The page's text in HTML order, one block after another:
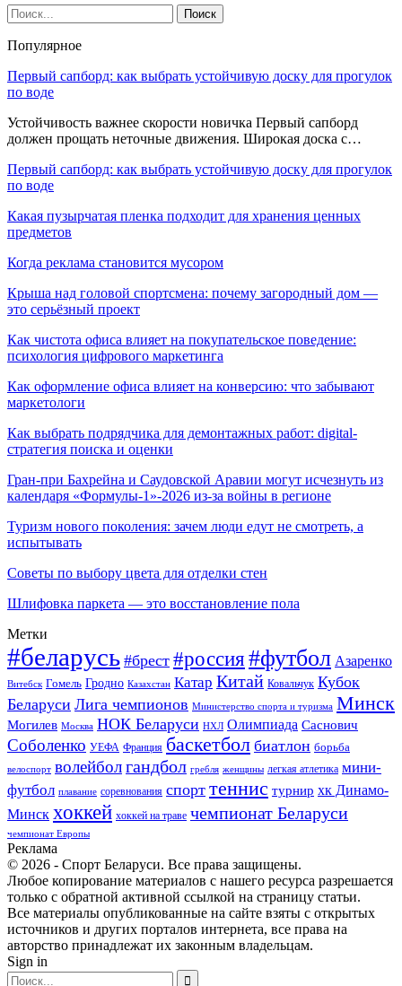
Популярное
Первый сапборд: как выбрать устойчивую доску для прогулок
по воде
Устойчивость важнее скорости новичка Первый сапборд
должен прощать неточные движения. Широкая доска с…
Первый сапборд: как выбрать устойчивую доску для прогулок
по воде
Какая пузырчатая пленка подходит для хранения ценных
предметов
Когда реклама становится мусором
Крыша над головой спортсмена: почему загородный дом —
это серьёзный проект
Как чистота офиса влияет на покупательское поведение:
психология цифрового маркетинга
Как оформление офиса влияет на конверсию: что забывают
маркетологи
Как выбрать подрядчика для демонтажных работ: digital-
стратегия поиска и оценки
Гран-при Бахрейна и Саудовской Аравии могут исчезнуть из
календаря «Формулы-1»-2026 из-за войны в регионе
Туризм нового поколения: зачем люди едут не смотреть, а
испытывать
Советы по выбору цвета для отделки стен
Шлифовка паркета — это восстановление пола
Метки
#беларусь #брест #россия#футбол Азаренко
Витебск Гомель Гродно Казахстан Катар Китай Ковальчук Кубок
Беларуси Лига чемпионов Министерство спорта и туризма Минск
Могилев Москва НОК Беларуси НХЛ Олимпиада Саснович
Соболенко УЕФА Франция баскетбол биатлон борьба
велоспорт волейболгандбол гребля женщины легкая атлетика мини-
футбол плавание соревнования спорт теннис турнир хк Динамо-
Минск хоккей хоккей на траве чемпионат Беларуси
чемпионат Европы
Реклама
© 2026 - Спорт Беларуси. Все права защищены.
Любое копирование материалов с нашего ресурса разрешается
только с обратной активной ссылкой на страницу статьи.
Все материалы опубликованные на сайте взяты с открытых
источников и других порталов интернета, все права на
авторство принадлежат их законным владельцам.
Sign in